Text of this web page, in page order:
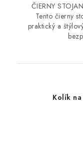
ČIERNY
Tento čierny
praktický a
Kolík